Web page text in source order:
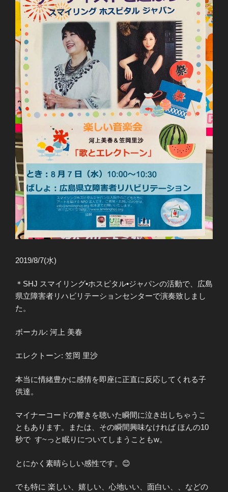
2019/8/7(水)
＊SHJ スマイリング•ホスピタル•ジャパンの活動で、広島
県立障害者リハビリテーションセンターで演奏致しまし
た。
ボーカル: 河上 美春
エレクトーン: 笠岡 里沙
本当に情緒豊かに感情を即座に正直に反応してくれる子
供達。
マイナーコードの響きを聴いた瞬間に泣き出しちゃうこ
ともあります。または、その瞬間興味なければ ほんの10
秒で す~っと眠りについてしまうこともw。
とにかく素晴らしい感性です。😊
でも特に 楽しい、嬉しい、心地いい、面白い、、などの